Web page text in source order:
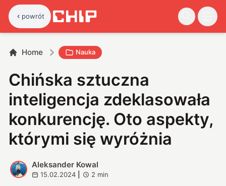
powrót
Home Nauka
Chińska sztuczna
inteligencja zdeklasowała
konkurencję. Oto aspekty,
którymi się wyróżnia
A
Aleksander Kowal
15.02.2024 2 min